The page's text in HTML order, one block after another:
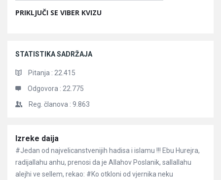
PRIKLJUČI SE VIBER KVIZU
STATISTIKA SADRŽAJA
Pitanja : 22.415
Odgovora : 22.775
Reg. članova : 9.863
Članci
Izreke daija
#Jedan od najvelicanstvenijih hadisa i islamu !!! Ebu Hurejra,
radijallahu anhu, prenosi da je Allahov Poslanik, sallallahu
alejhi ve sellem, rekao: #Ko otkloni od vjernika neku